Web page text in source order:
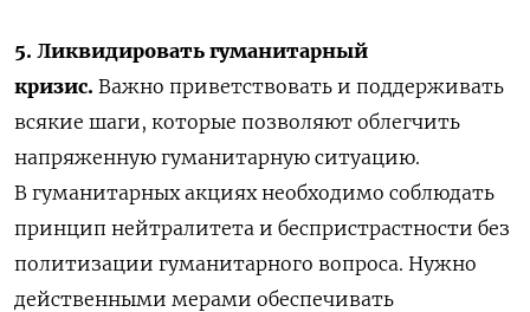
5. Ликвидировать гуманитарный
кризис. Важно приветствовать и поддерживать
всякие шаги, которые позволяют облегчить
напряженную гуманитарную ситуацию.
В гуманитарных акциях необходимо соблюдать
принцип нейтралитета и беспристрастности без
политизации гуманитарного вопроса. Нужно
действенными мерами обеспечивать